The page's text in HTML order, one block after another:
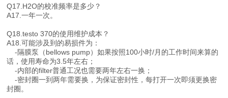
Q17.H2O的校准频率是多少？
A17.一年一次。
Q18.testo 370的使用维护成本？
A18.可能涉及到的易损件为：
-隔膜泵（bellows pump）如果按照100小时/月的工作时间来算的
话，使用寿命为3.5年左右；
-内部的filter普通工况也需要两年左右一换；
-密封圈一到两年需要换，为保证密封性，每打开一次即须更换密
封圈。